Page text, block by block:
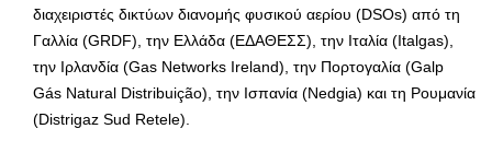
διαχειριστές δικτύων διανομής φυσικού αερίου (DSOs) από τη
Γαλλία (GRDF), την Ελλάδα (ΕΔΑΘΕΣΣ), την Ιταλία (Italgas),
την Ιρλανδία (Gas Networks Ireland), την Πορτογαλία (Galp
Gás Natural Distribuição), την Ισπανία (Nedgia) και τη Ρουμανία
(Distrigaz Sud Retele).